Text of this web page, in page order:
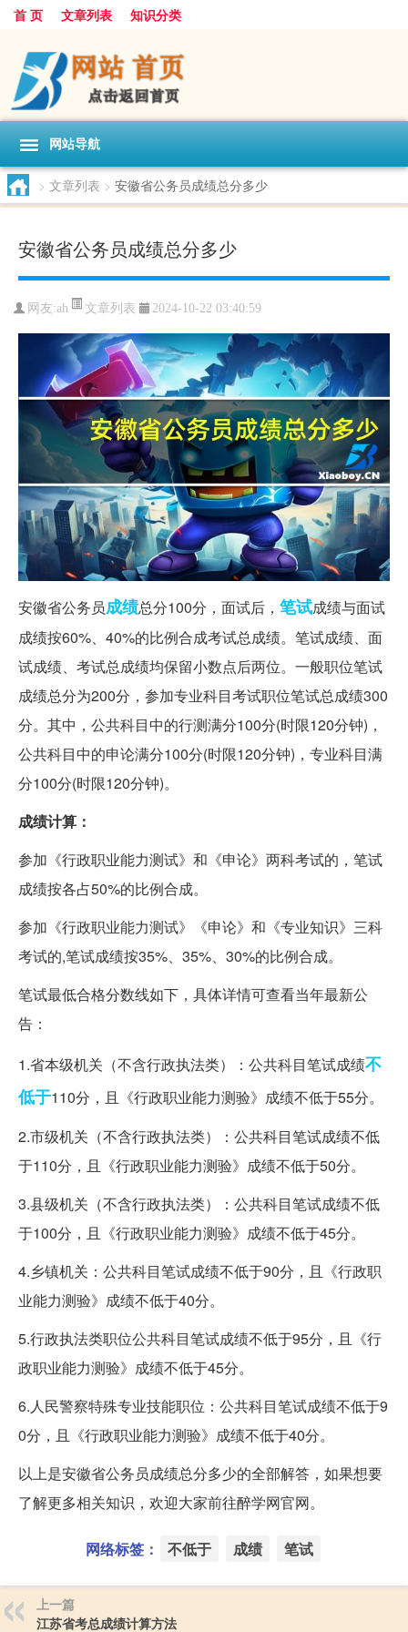
首 页 文章列表 知识分类
网站导航
> 文章列表 > 安徽省公务员成绩总分多少
安徽省公务员成绩总分多少
网友:ah 文章列表 2024-10-22 03:40:59
安徽省公务员成绩总分100分，面试后， 笔试成绩与面试
成绩按60%、40%的比例合成考试总成绩。笔试成绩、面
试成绩、考试总成绩均保留小数点后两位。一般职位笔试
成绩总分为200分，参加专业科目考试职位笔试总成绩300
分。其中，公共科目中的行测满分100分(时限120分钟)，
公共科目中的申论满分100分(时限120分钟)，专业科目满
分100分(时限120分钟)。
成绩计算：
参加《行政职业能力测试》和《申论》两科考试的，笔试
成绩按各占50%的比例合成。
参加《行政职业能力测试》《申论》和《专业知识》三科
考试的,笔试成绩按35%、35%、30%的比例合成。
笔试最低合格分数线如下，具体详情可查看当年最新公
告：
1.省本级机关（不含行政执法类）：公共科目笔试成绩不
低于110分，且《行政职业能力测验》成绩不低于55分。
2.市级机关（不含行政执法类）：公共科目笔试成绩不低
于110分，且《行政职业能力测验》成绩不低于50分。
3.县级机关（不含行政执法类）：公共科目笔试成绩不低
于100分，且《行政职业能力测验》成绩不低于45分。
4.乡镇机关：公共科目笔试成绩不低于90分，且《行政职
业能力测验》成绩不低于40分。
5.行政执法类职位公共科目笔试成绩不低于95分，且《行
政职业能力测验》成绩不低于45分。
6.人民警察特殊专业技能职位：公共科目笔试成绩不低于9
0分，且《行政职业能力测验》成绩不低于40分。
以上是安徽省公务员成绩总分多少的全部解答，如果想要
了解更多相关知识，欢迎大家前往醉学网官网。
网络标签： 不低于 成绩 笔试
上一篇
江苏省考总成绩计算方法